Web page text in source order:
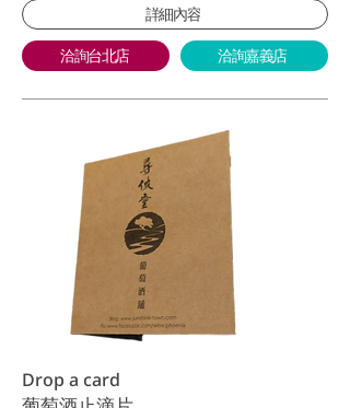
詳細內容
洽詢台北店 洽詢嘉義店
Drop a card